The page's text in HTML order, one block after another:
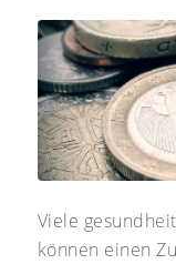
Viele
können einen